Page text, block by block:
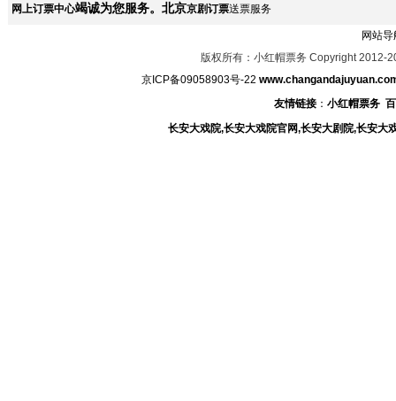
网上订票中心竭诚为您服务。北京京剧订票送票服务
网站导
版权所有：小红帽票务 Copyright 2012-
京ICP备09058903号-22
友情链接： 小红帽票务
长安大戏院,长安大戏院官网,长安大剧院,长安大